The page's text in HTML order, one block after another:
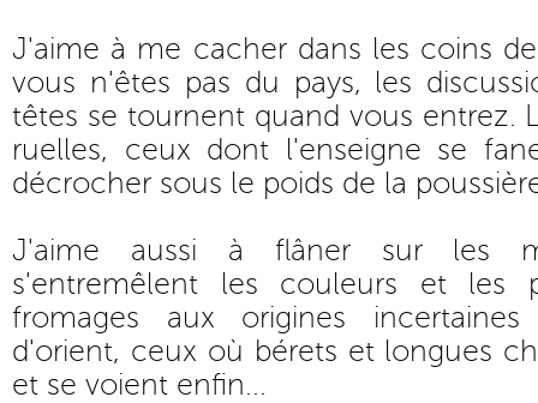
J'aime à me cacher dans les coins
vous n'êtes pas du pays, les
têtes se tournent quand vous entrez.
ruelles, ceux dont l'enseigne se
décrocher sous le poids de la
J'aime aussi à flâner sur les
s'entremêlent les couleurs et les
fromages aux origines incertaines
d'orient, ceux où bérets et longues
et se voient enfin...